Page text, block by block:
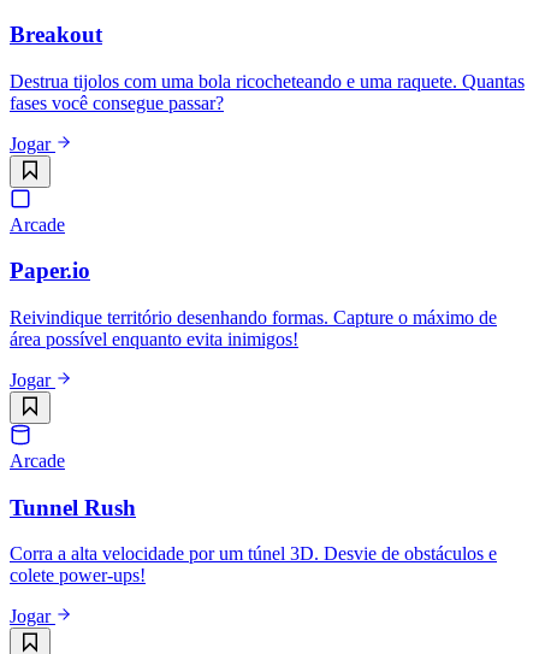
Breakout
Destrua tijolos com uma bola ricocheteando e uma raquete. Quantas
fases você consegue passar?
Jogar
Arcade
Paper.io
Reivindique território desenhando formas. Capture o máximo de
área possível enquanto evita inimigos!
Jogar
Arcade
Tunnel Rush
Corra a alta velocidade por um túnel 3D. Desvie de obstáculos e
colete power-ups!
Jogar